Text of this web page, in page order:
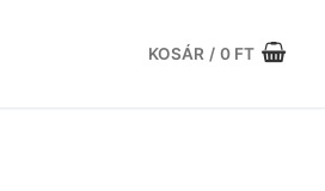
KOSÁR / 0 FT